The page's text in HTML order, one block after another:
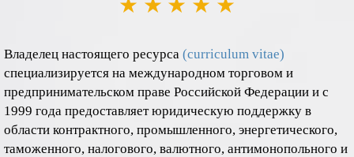
Владелец настоящего ресурса (curriculum vitae)
специализируется на международном торговом и
предпринимательском праве Российской Федерации и с
1999 года предоставляет юридическую поддержку в
области контрактного, промышленного, энергетического,
таможенного, налогового, валютного, антимонопольного и